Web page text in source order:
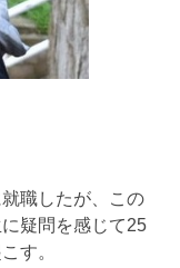
職したが、この
疑問を感じて25
す。